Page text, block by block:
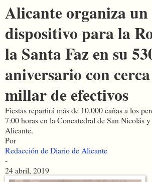
Alicante organiza un
dispositivo para la
la Santa Faz en su
aniversario con
millar de efectivos
Fiestas repartirá más de 10.000 cañas a los
7:00 horas en la Concatedral de San Nicolás
Alicante.
Por
Redacción de Diario de Alicante
-
24 abril, 2019